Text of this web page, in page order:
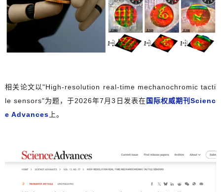
相关论文以"High-resolution real-time mechanochromic tacti
le sensors"为题，于2026年7月3日发表在国际权威期刊Scienc
e Advances 上。